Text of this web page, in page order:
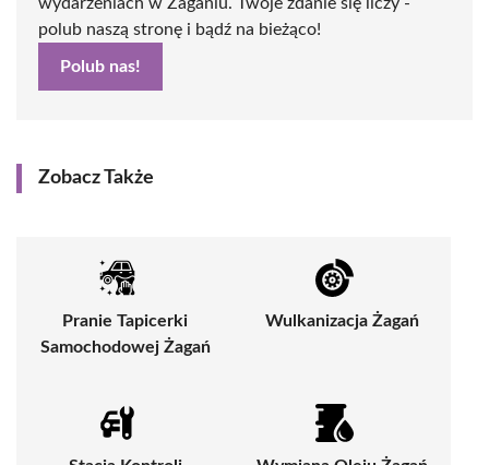
polub naszą stronę i bądź na bieżąco!
Polub nas!
Zobacz Także
Pranie Tapicerki
Samochodowej Żagań
Wulkanizacja Żagań